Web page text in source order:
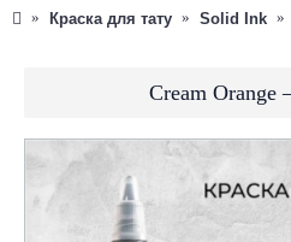
Краска для тату Solid Ink
Cream